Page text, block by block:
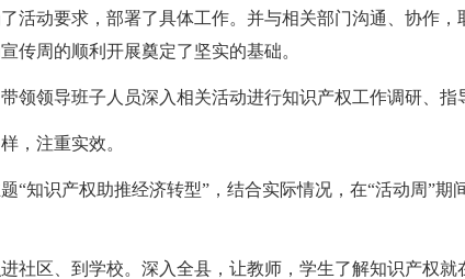
活动要求，部署了具体工作。并与相关部门沟通、协作，
传周的顺利开展奠定了坚实的基础。
领领导班子人员深入相关活动进行知识产权工作调研、指
，注重实效。
“知识产权助推经济转型”，结合实际情况，在“活动周”期
进社区、到学校。深入全县，让教师，学生了解知识产权就